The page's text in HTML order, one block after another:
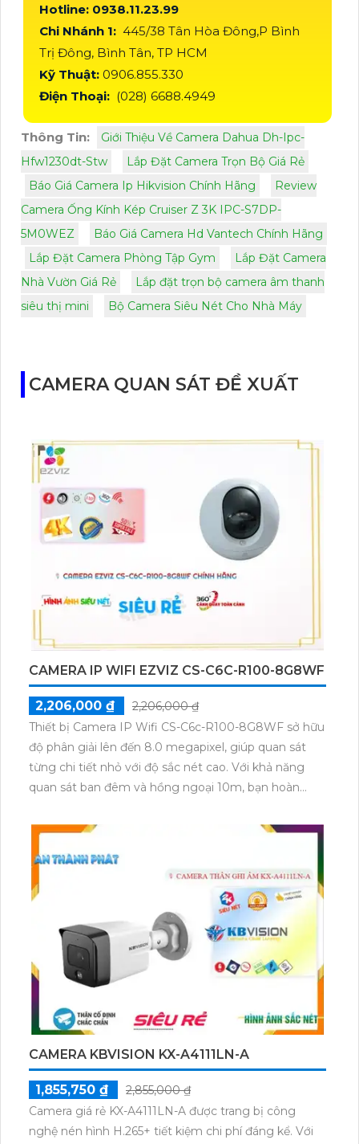
Hotline: 0938.11.23.99
Chi Nhánh 1: 445/38 Tân Hòa Đông,P Bình
Trị Đông, Bình Tân, TP HCM
Kỹ Thuật: 0906.855.330
Điện Thoại: (028) 6688.4949
Thông Tin:
Giới Thiệu Về Camera Dahua Dh-Ipc-
Hfw1230dt-Stw
Lắp Đặt Camera Trọn Bộ Giá Rẻ
Báo Giá Camera Ip Hikvision Chính Hãng
Review
Camera Ống Kính Kép Cruiser Z 3K IPC-S7DP-
5M0WEZ
Báo Giá Camera Hd Vantech Chính Hãng
Lắp Đặt Camera Phòng Tập Gym
Lắp Đặt Camera
Nhà Vườn Giá Rẻ
Lắp đặt trọn bộ camera âm thanh
siêu thị mini
Bộ Camera Siêu Nét Cho Nhà Máy
CAMERA QUAN SÁT ĐỀ XUẤT
CAMERA IP WIFI EZVIZ CS-C6C-R100-8G8WF
2,206,000 ₫
2,206,000 ₫
Thiết bị Camera IP Wifi CS-C6c-R100-8G8WF sở hữu
độ phân giải lên đến 8.0 megapixel, giúp quan sát
từng chi tiết nhỏ với độ sắc nét cao. Với khả năng
quan sát ban đêm và hồng ngoại 10m, bạn hoàn
nghệ IP Wifi, không gây giảm chất lượng hình ảnh
ban đêm. Với khả năng xoay 360 độ, camera này còn
thu âm và tái tạo âm thanh một cách rõ ràng, đem
lại trải nghiệm quan sát hoàn hảo cho gia đình, căn
hộ của bạn.
CAMERA KBVISION KX-A4111LN-A
1,855,750 ₫
2,855,000 ₫
Camera giá rẻ KX-A4111LN-A được trang bị công
nghệ nén hình H.265+ tiết kiệm chi phí đáng kể. Với